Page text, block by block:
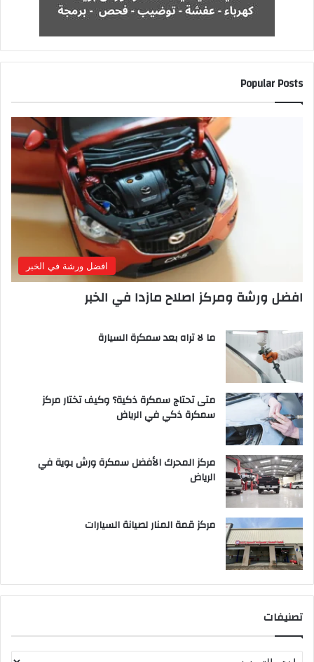
Popular Posts
افضل ورشة في الخبر
افضل ورشة ومركز اصلاح مازدا في الخبر
ما لا تراه بعد سمكرة السيارة
متى تحتاج سمكرة ذكية؟ وكيف تختار مركز
سمكرة ذكي في الرياض
مركز المحرك الأفضل سمكرة ورش بوية في
الرياض
مركز قمة المنار لصيانة السيارات
تصنيفات